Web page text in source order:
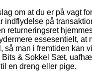
om at du er på vagt
indflydelse på
returneringsret
essesentielt, at
så man i fremtiden kan
Bits & Sokkel Sæt,
en dreng eller pige.